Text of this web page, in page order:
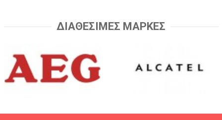
ΔΙΑΘΕΣΙΜΕΣ ΜΑΡΚΕΣ